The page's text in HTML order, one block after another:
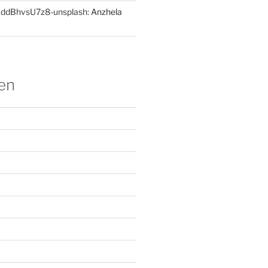
unsplash: Anzhela